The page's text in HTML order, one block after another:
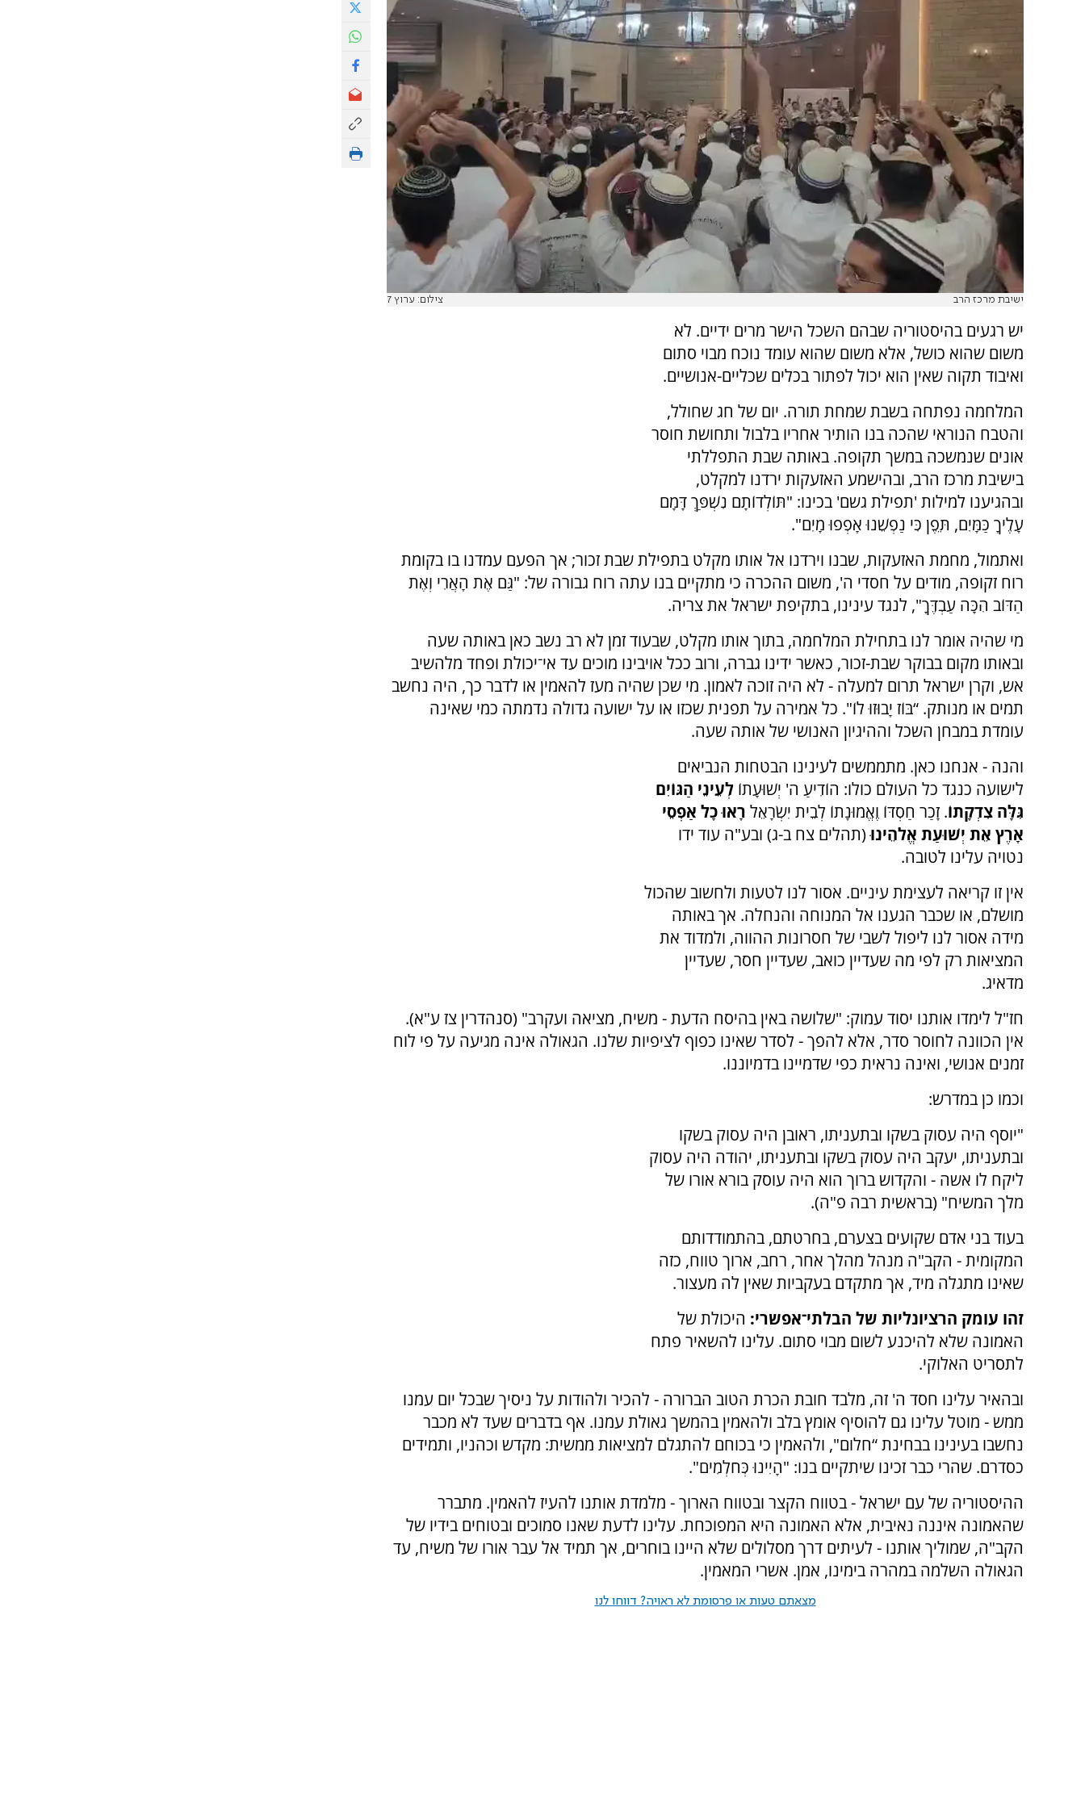
ישיבת מרכז הרב צילום: ערוץ 7
יש רגעים בהיסטוריה שבהם השכל הישר מרים ידיים. לא
משום שהוא כושל, אלא משום שהוא עומד נוכח מבוי סתום
ואיבוד תקוה שאין הוא יכול לפתור בכלים שכליים-אנושיים.
המלחמה נפתחה בשבת שמחת תורה. יום של חג שחולל,
והטבח הנוראי שהכה בנו הותיר אחריו בלבול ותחושת חוסר
אונים שנמשכה במשך תקופה. באותה שבת התפללתי
בישיבת מרכז הרב, ובהישמע האזעקות ירדנו למקלט,
ובהגיענו למילות 'תפילת גשם' בכינו: "תּוֹלְדוֹתָם נִשְׁפַּךְ דָּמָם
עָלֶיךָ כַּמָּיִם, תֵּפֶן כִּי נַפְשֵׁנוּ אָפְפוּ מָיִם".
ואתמול, מחמת האזעקות, שבנו וירדנו אל אותו מקלט בתפילת שבת זכור; אך הפעם עמדנו בו בקומת
רוח זקופה, מודים על חסדי ה', משום ההכרה כי מתקיים בנו עתה רוח גבורה של: "גַּם אֶת הָאֲרִי וְאֶת
הַדּוֹב הִכָּה עַבְדֶּךָ", לנגד עינינו, בתקיפת ישראל את צריה.
מי שהיה אומר לנו בתחילת המלחמה, בתוך אותו מקלט, שבעוד זמן לא רב נשב כאן באותה שעה
ובאותו מקום בבוקר שבת-זכור, כאשר ידינו גברה, ורוב ככל אויבינו מוכים עד אי־יכולת ופחד מלהשיב
אש, וקרן ישראל תרום למעלה - לא היה זוכה לאמון. מי שכן שהיה מעז להאמין או לדבר כך, היה נחשב
תמים או מנותק. “בּוֹז יָבוּזוּ לוֹ". כל אמירה על תפנית שכזו או על ישועה גדולה נדמתה כמי שאינה
עומדת במבחן השכל וההיגיון האנושי של אותה שעה.
והנה - אנחנו כאן. מתממשים לעינינו הבטחות הנביאים
לישועה כנגד כל העולם כולו: הוֹדִיעַ ה' יְשׁוּעָתוֹ לְעֵינֵי הַגּוֹיִם
גִּלָּה צִדְקָתוֹ. זָכַר חַסְדּוֹ וֶאֱמוּנָתוֹ לְבֵית יִשְׂרָאֵל רָאוּ כָל אַפְסֵי
אָרֶץ אֵת יְשׁוּעַת אֱלֹהֵינוּ(תהלים צח ב-ג) ובע"ה עוד ידו
נטויה עלינו לטובה.
אין זו קריאה לעצימת עיניים. אסור לנו לטעות ולחשוב שהכול
מושלם, או שכבר הגענו אל המנוחה והנחלה. אך באותה
מידה אסור לנו ליפול לשבי של חסרונות ההווה, ולמדוד את
המציאות רק לפי מה שעדיין כואב, שעדיין חסר, שעדיין
מדאיג.
חז"ל לימדו אותנו יסוד עמוק: "שלושה באין בהיסח הדעת - משיח, מציאה ועקרב" (סנהדרין צז ע"א).
אין הכוונה לחוסר סדר, אלא להפך - לסדר שאינו כפוף לציפיות שלנו. הגאולה אינה מגיעה על פי לוח
זמנים אנושי, ואינה נראית כפי שדמיינו בדמיוננו.
וכמו כן במדרש:
"יוסף היה עסוק בשקו ובתעניתו, ראובן היה עסוק בשקו
ובתעניתו, יעקב היה עסוק בשקו ובתעניתו, יהודה היה עסוק
ליקח לו אשה - והקדוש ברוך הוא היה עוסק בורא אורו של
מלך המשיח" (בראשית רבה פ"ה).
בעוד בני אדם שקועים בצערם, בחרטתם, בהתמודדותם
המקומית - הקב"ה מנהל מהלך אחר, רחב, ארוך טווח, כזה
שאינו מתגלה מיד, אך מתקדם בעקביות שאין לה מעצור.
זהו עומק הרציונליות של הבלתי־אפשרי: היכולת של
האמונה שלא להיכנע לשום מבוי סתום. עלינו להשאיר פתח
לתסריט האלוקי.
ובהאיר עלינו חסד ה' זה, מלבד חובת הכרת הטוב הברורה - להכיר ולהודות על ניסיך שבכל יום עמנו
ממש - מוטל עלינו גם להוסיף אומץ בלב ולהאמין בהמשך גאולת עמנו. אף בדברים שעד לא מכבר
נחשבו בעינינו בבחינת “חלום", ולהאמין כי בכוחם להתגלם למציאות ממשית: מקדש וכהניו, ותמידים
כסדרם. שהרי כבר זכינו שיתקיים בנו: "הָיִינוּ כְּחֹלְמִים".
ההיסטוריה של עם ישראל - בטווח הקצר ובטווח הארוך - מלמדת אותנו להעיז להאמין. מתברר
שהאמונה איננה נאיבית, אלא האמונה היא המפוכחת. עלינו לדעת שאנו סמוכים ובטוחים בידיו של
הקב"ה, שמוליך אותנו - לעיתים דרך מסלולים שלא היינו בוחרים, אך תמיד אל עבר אורו של משיח, עד
הגאולה השלמה במהרה בימינו, אמן. אשרי המאמין.
מצאתם טעות או פרסומת לא ראויה? דווחו לנו